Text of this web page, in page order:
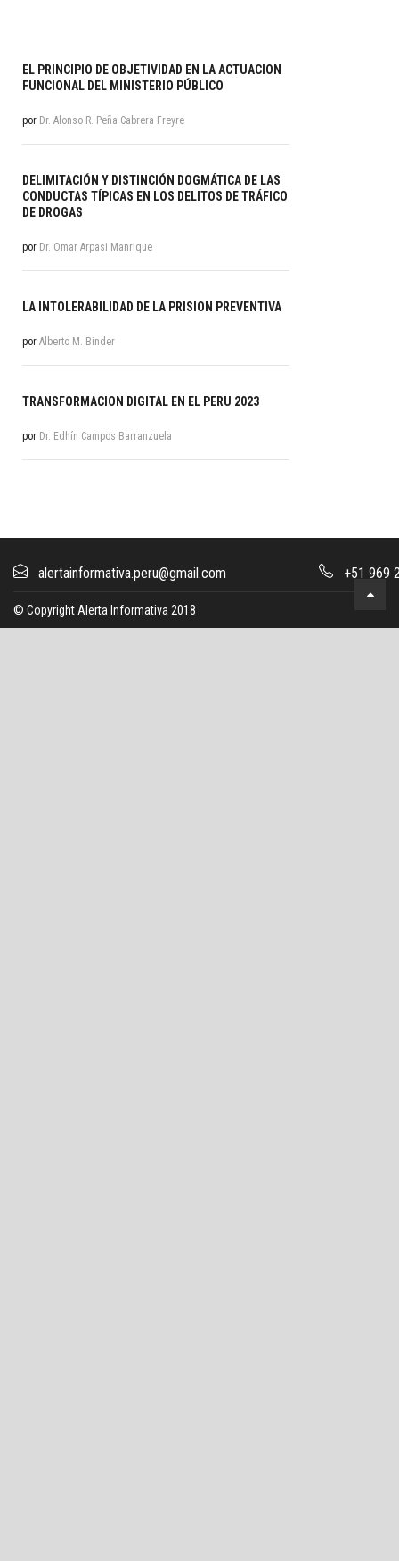
EL PRINCIPIO DE OBJETIVIDAD EN LA ACTUACION
FUNCIONAL DEL MINISTERIO PÚBLICO
por Dr. Alonso R. Peña Cabrera Freyre
DELIMITACIÓN Y DISTINCIÓN DOGMÁTICA DE LAS
CONDUCTAS TÍPICAS EN LOS DELITOS DE TRÁFICO
DE DROGAS
por Dr. Omar Arpasi Manrique
LA INTOLERABILIDAD DE LA PRISION PREVENTIVA
por Alberto M. Binder
TRANSFORMACION DIGITAL EN EL PERU 2023
por Dr. Edhín Campos Barranzuela
alertainformativa.peru@gmail.com +51 969
© Copyright Alerta Informativa 2018